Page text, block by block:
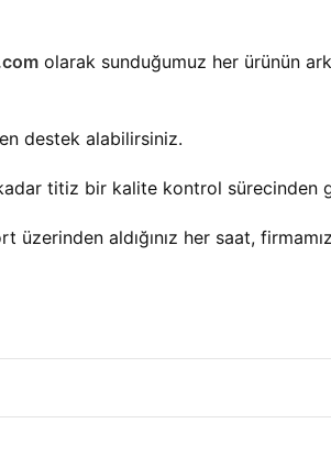
olarak sunduğumuz her ürünün
destek alabilirsiniz.
titiz bir kalite kontrol sürecinden
aldığınız her saat,